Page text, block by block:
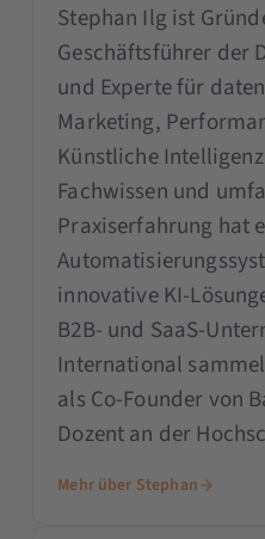
Stephan Ilg ist
Geschäftsführer der
und Experte für
Marketing,
Künstliche
Fachwissen und
Praxiserfahrung hat
innovative KI-
B2B- und SaaS-
International
als Co-Founder von
Dozent an der
Mehr über Stephan